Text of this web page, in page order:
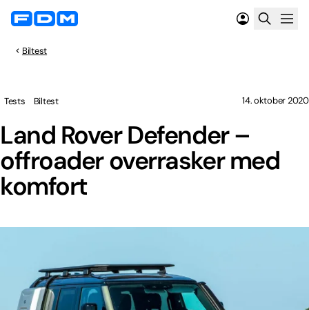
Biltest
Land Rover Defender –
offroader overrasker med
komfort
Tests Biltest 14. oktober 2020